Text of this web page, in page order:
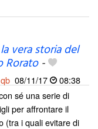
vera storia del
Rorato-
08/11/17
08:38
sé una serie di
per affrontare il
(tra i quali evitare di